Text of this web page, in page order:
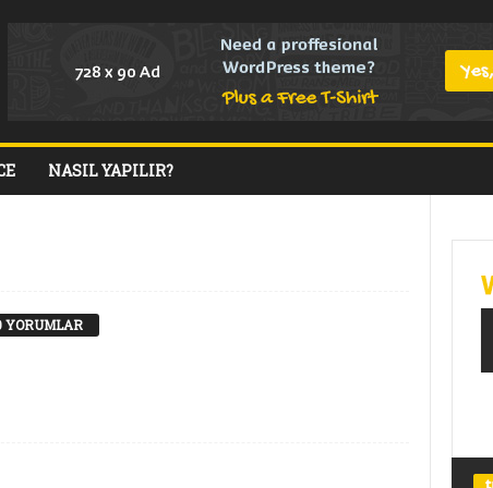
NASIL YAPILIR?
YORUMLAR